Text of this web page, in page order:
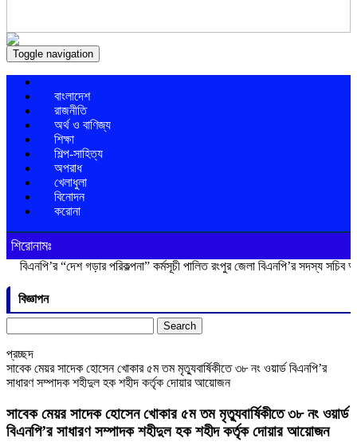
Toggle navigation
বাংলাদেশ
রাজনীতি
অর্থ ও বাণিজ্য
শিক্ষা
শিল্প-সাহিত্য
অপরাধ
খেলাধুলা
বিনোদন
করোনা
শিরোনামঃ
“দেশ গড়ার পরিকল্পনা” কর্মসূচী পালিত রংপুর জেলা বিএনপি’র সদস্য সচিব আনিসুর
বিজ্ঞাপন
for:
প্রচ্ছদ
সাবেক মেয়র সাদেক হোসেন খোকার ৫ম তম মৃত্যুবার্ষিকীতে ৩৮ নং ওয়ার্ড বিএনপি’র
সাধারণ সম্পাদক শহীদুল হক শহীদ কর্তৃক দোয়ার আয়োজন
সাবেক মেয়র সাদেক হোসেন খোকার ৫ম তম মৃত্যুবার্ষিকীতে ৩৮ নং ওয়ার্ড
বিএনপি’র সাধারণ সম্পাদক শহীদুল হক শহীদ কর্তৃক দোয়ার আয়োজন